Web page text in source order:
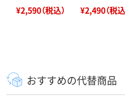
¥2,590（税込） ¥2,490（税込
おすすめの代替商品